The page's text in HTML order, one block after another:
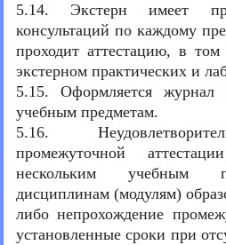
5.14. Экстерн имеет
консультаций по каждому
проходит аттестацию, в
экстерном практических и
5.15. Оформляется
учебным предметам.
5.16.
промежуточной
нескольким учебным
дисциплинам (модулям)
либо непрохождение
установленные сроки при